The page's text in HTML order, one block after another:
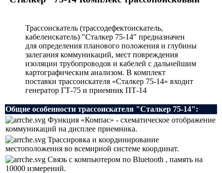
Трассоискатель (трассодефектоискатель,
кабелеискатель) "Сталкер 75-14" предназначен
для определения планового положения и глубины
залегания коммуникаций, мест повреждения
изоляции трубопроводов и кабелей с дальнейшим
картографическим анализом. В комплект
поставки трассоискателя «Сталкер 75-14» входит
генератор ГТ-75 и приемник ПТ-14
Общие особенности трассоискателя "Сталкер 75-14":
Функция «Компас» - схематическое отображение
коммуникаций на дисплее приемника.
Трассировка и координирование
местоположения во всемирной системе координат.
Связь с компьютером по Bluetooth , память на
10000 измерений.